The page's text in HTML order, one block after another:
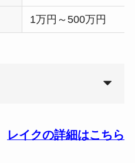
1万円～500万円
レイクの詳細はこちら